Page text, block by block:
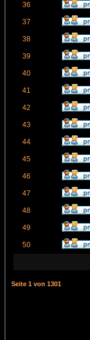
36
37
38
39
40
41
42
43
44
45
46
47
48
49
50
Seite 1 von 1301